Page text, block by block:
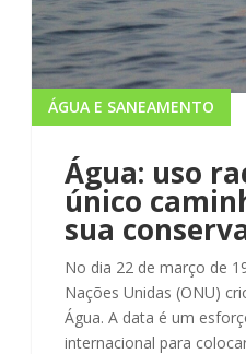
Água: uso
único
sua
ÁGUA E SANEAMENTO
No dia 22 de março de
Nações Unidas (ONU)
Água. A data é um
internacional para